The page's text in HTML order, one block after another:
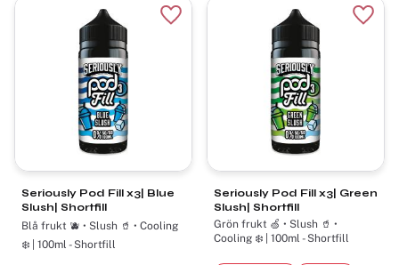
Seriously Pod Fill x3| Blue
Slush| Shortfill
Blå frukt 🫐 • Slush 🥤 • Cooling
❄️ | 100ml - Shortfill
Lägg till i favoriter
Seriously Pod Fill x3| Green
Slush| Shortfill
Grön frukt 🍏 • Slush 🥤 •
Cooling ❄️ | 100ml - Shortfill